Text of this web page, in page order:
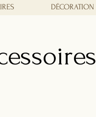
DÉCORATION